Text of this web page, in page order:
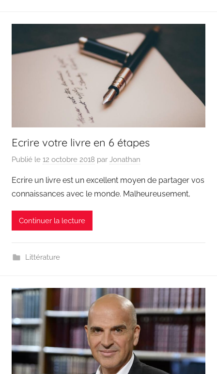
Ecrire votre livre en 6 étapes
Publié le 12 octobre 2018 par Jonathan
Ecrire un livre est un excellent moyen de partager vos
connaissances avec le monde. Malheureusement,
Continuer la lecture
Littérature